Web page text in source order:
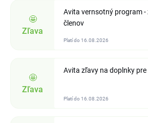
🤩
Zľava
Avita vernsotný program -
členov
Platí do 16.08.2026
🤩
Zľava
Avita zľavy na doplnky
Platí do 16.08.2026